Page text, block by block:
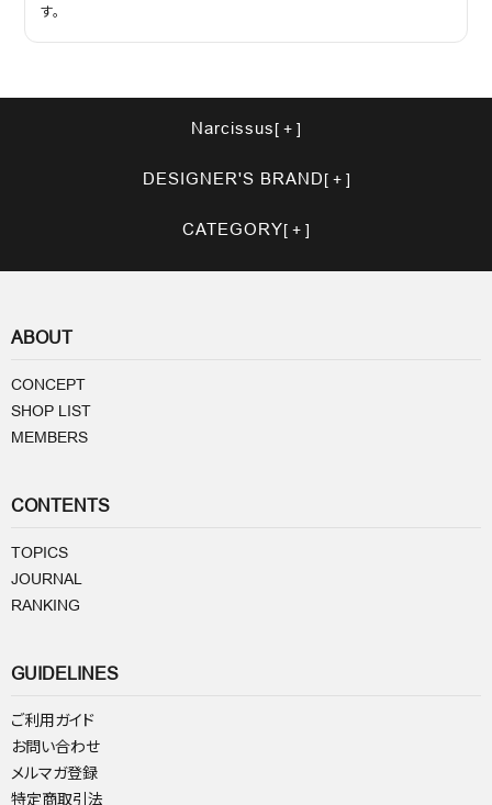
す。
Narcissus
DESIGNER'S BRAND
CATEGORY
ABOUT
CONCEPT
SHOP LIST
MEMBERS
CONTENTS
TOPICS
JOURNAL
RANKING
GUIDELINES
ご利用ガイド
お問い合わせ
メルマガ登録
特定商取引法